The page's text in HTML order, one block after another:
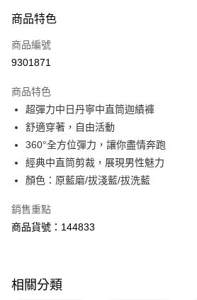
１．於結帳方式選擇「AFTEE先享後付」後，
２．訂單成立數日內，您將收到繳費通知簡訊。
３．收到繳費通知簡訊後14天內，點擊此簡訊
購買商品的店家。未經商家同意取消之訂單仍視
後付繳納相關費用。
※ 交易是否成功請以「AFTEE先享後付 」之結
是否繳費成功／繳費後需取消欲退款等相關疑
客戶支援中心」https://
１．透過由恩沛科技股份有限公司提供之「
權轉讓予恩沛科技股份有限公司。
２．關於個人資料處理事宜，請瀏覽以下網址：
４．使用「AFTEE先享後付」時，將依據個別
免運費
免運費
付款後萊爾富取貨
免運費
7-11取貨付款
免運費
付款後7-11取貨
免運費
免運費
商品特色
商品編號
9301871
商品特色
超彈力中日丹寧中直筒迦績褲
舒適穿著，自由活動
360°全方位彈力，讓你盡情奔跑
經典中直筒剪裁，展現男性魅力
顏色：原藍磨/拔淺藍/拔洗藍
銷售重點
商品貨號：144833
相關分類